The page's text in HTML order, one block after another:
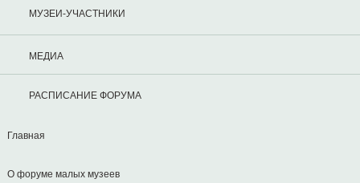
МУЗЕИ-УЧАСТНИКИ
МЕДИА
РАСПИСАНИЕ ФОРУМА
Главная
О форуме малых музеев